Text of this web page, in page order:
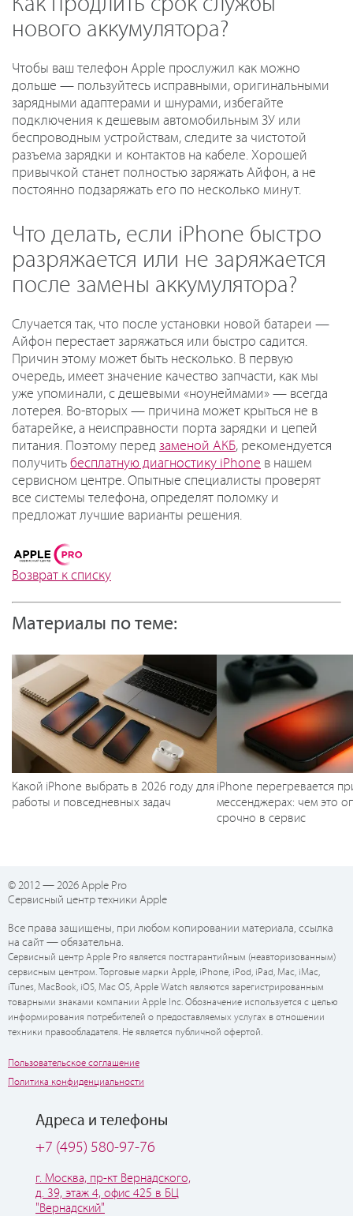
нового аккумулятора?
Чтобы ваш телефон Apple прослужил как можно
дольше — пользуйтесь исправными, оригинальными
зарядными адаптерами и шнурами, избегайте
подключения к дешевым автомобильным ЗУ или
беспроводным устройствам, следите за чистотой
разъема зарядки и контактов на кабеле. Хорошей
привычкой станет полностью заряжать Айфон, а не
постоянно подзаряжать его по несколько минут.
Что делать, если iPhone быстро
разряжается или не заряжается
после замены аккумулятора?
Случается так, что после установки новой батареи —
Айфон перестает заряжаться или быстро садится.
Причин этому может быть несколько. В первую
очередь, имеет значение качество запчасти, как мы
уже упоминали, с дешевыми «ноунеймами» — всегда
лотерея. Во-вторых — причина может крыться не в
батарейке, а неисправности порта зарядки и цепей
питания. Поэтому перед заменой АКБ, рекомендуется
получить бесплатную диагностику iPhone в нашем
сервисном центре. Опытные специалисты проверят
все системы телефона, определят поломку и
предложат лучшие варианты решения.
Возврат к списку
Материалы по теме:
Какой iPhone выбрать в 2026 году для
работы и повседневных задач
iPhone перегревается
мессенджерах: чем это
срочно в сервис
© 2012 — 2026 Apple Pro
Сервисный центр техники Apple
Все права защищены, при любом копировании материала, ссылка
на сайт — обязательна.
Сервисный центр Apple Pro является постгарантийным (неавторизованным)
сервисным центром. Торговые марки Apple, iPhone, iPod, iPad, Mac, iMac,
iTunes, MacBook, iOS, Mac OS, Apple Watch являются зарегистрированным
товарными знаками компании Apple Inc. Обозначение используется с целью
информирования потребителей о предоставляемых услугах в отношении
техники правообладателя. Не является публичной офертой.
Пользовательское соглашение
Политика конфиденциальности
Адреса и телефоны
+7 (495) 580-97-76
г. Москва, пр-кт Вернадского,
д. 39, этаж 4, офис 425 в БЦ
"Вернадский"